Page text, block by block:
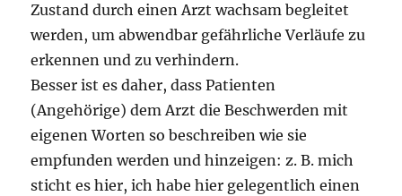
Zustand durch einen Arzt wachsam begleitet
werden, um abwendbar gefährliche Verläufe zu
erkennen und zu verhindern.
Besser ist es daher, dass Patienten
(Angehörige) dem Arzt die Beschwerden mit
eigenen Worten so beschreiben wie sie
empfunden werden und hinzeigen: z. B. mich
sticht es hier, ich habe hier gelegentlich einen